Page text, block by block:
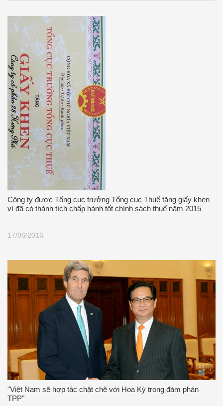
Công ty được Tổng cục trưởng Tổng cục Thuế tặng giấy khen
vì đã có thành tích chấp hành tốt chính sách thuế năm 2015
17/06/2016
"Việt Nam sẽ hợp tác chặt chẽ với Hoa Kỳ trong đàm phán
TPP"